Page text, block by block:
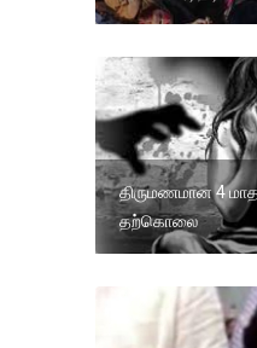
திருமணமான 4
தற்கொலை